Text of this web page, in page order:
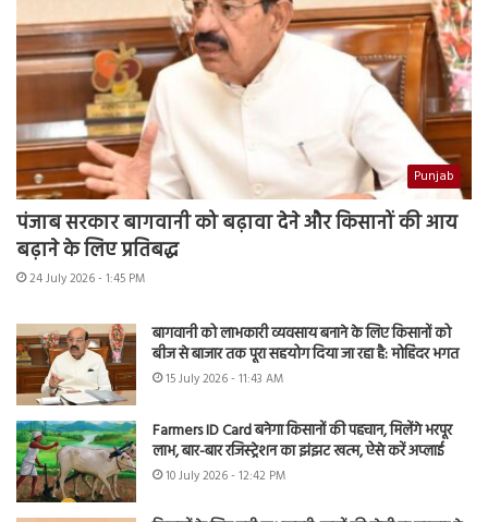
Punjab
पंजाब सरकार बागवानी को बढ़ावा देने और किसानों की आय
बढ़ाने के लिए प्रतिबद्ध
24 July 2026 - 1:45 PM
बागवानी को लाभकारी व्यवसाय बनाने के लिए किसानों को
बीज से बाजार तक पूरा सहयोग दिया जा रहा है: मोहिंदर भगत
15 July 2026 - 11:43 AM
Farmers ID Card बनेगा किसानों की पहचान, मिलेंगे भरपूर
लाभ, बार-बार रजिस्ट्रेशन का झंझट खत्म, ऐसे करें अप्लाई
10 July 2026 - 12:42 PM